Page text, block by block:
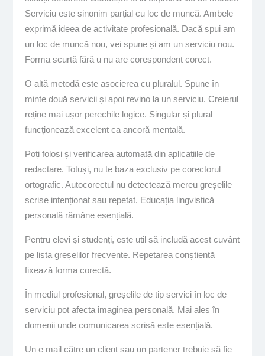
Serviciu este sinonim parțial cu loc de muncă. Ambele
exprimă ideea de activitate profesională. Dacă spui am
un loc de muncă nou, vei spune și am un serviciu nou.
Forma scurtă fără u nu are corespondent corect.
O altă metodă este asocierea cu pluralul. Spune în
minte două servicii și apoi revino la un serviciu. Creierul
reține mai ușor perechile logice. Singular și plural
funcționează excelent ca ancoră mentală.
Poți folosi și verificarea automată din aplicațiile de
redactare. Totuși, nu te baza exclusiv pe corectorul
ortografic. Autocorectul nu detectează mereu greșelile
scrise intenționat sau repetat. Educația lingvistică
personală rămâne esențială.
Pentru elevi și studenți, este util să includă acest cuvânt
pe lista greșelilor frecvente. Repetarea conștientă
fixează forma corectă.
În mediul profesional, greșelile de tip servici în loc de
serviciu pot afecta imaginea personală. Mai ales în
domenii unde comunicarea scrisă este esențială.
Un e mail către un client sau un partener trebuie să fie